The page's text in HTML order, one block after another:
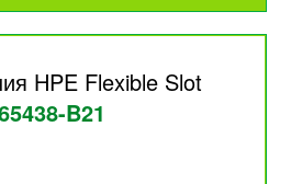
HPE Flexible Slot
B21